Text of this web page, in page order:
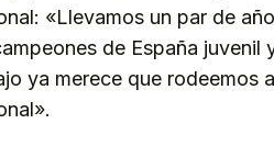
«Llevamos un par de
de España juvenil
ya merece que rodeemos